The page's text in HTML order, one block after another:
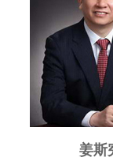
姜斯